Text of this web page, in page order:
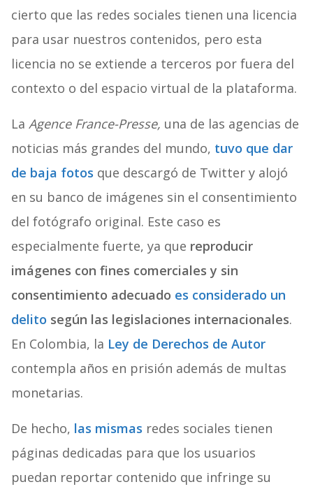
cierto que las redes sociales tienen una licencia
para usar nuestros contenidos, pero esta
licencia no se extiende a terceros por fuera del
contexto o del espacio virtual de la plataforma.
La Agence France-Presse, una de las agencias de
noticias más grandes del mundo, tuvo que dar
de baja fotos que descargó de Twitter y alojó
en su banco de imágenes sin el consentimiento
del fotógrafo original. Este caso es
especialmente fuerte, ya que reproducir
imágenes con fines comerciales y sin
consentimiento adecuado es considerado un
delito según las legislaciones internacionales.
En Colombia, la Ley de Derechos de Autor
contempla años en prisión además de multas
monetarias.
De hecho, las mismas redes sociales tienen
páginas dedicadas para que los usuarios
puedan reportar contenido que infringe su